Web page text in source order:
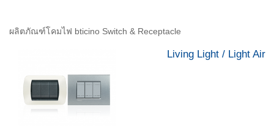
ผลิตภัณฑ์โคมไฟ bticino Switch & Receptacle
Living Light / Light Air